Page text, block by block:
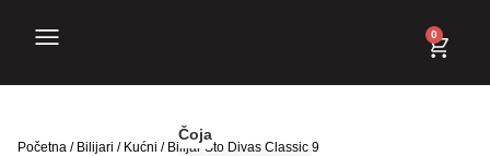
0
Početna / Bilijari / Kućni / Bilijar Sto Divas Classic 9
Čoja